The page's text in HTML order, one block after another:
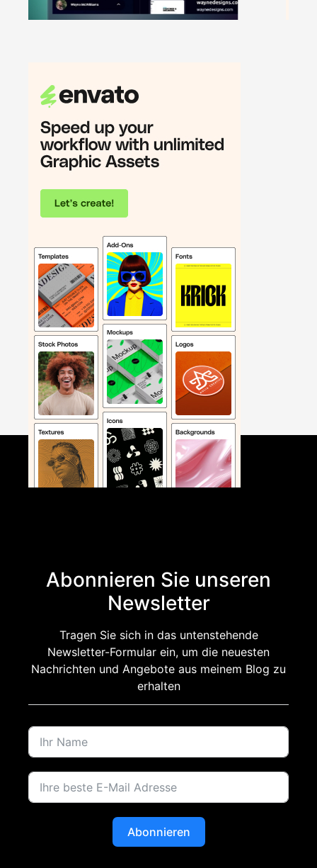
Abonnieren Sie unseren
Newsletter
Tragen Sie sich in das untenstehende
Newsletter-Formular ein, um die neuesten
Nachrichten und Angebote aus meinem Blog zu
erhalten
Abonnieren